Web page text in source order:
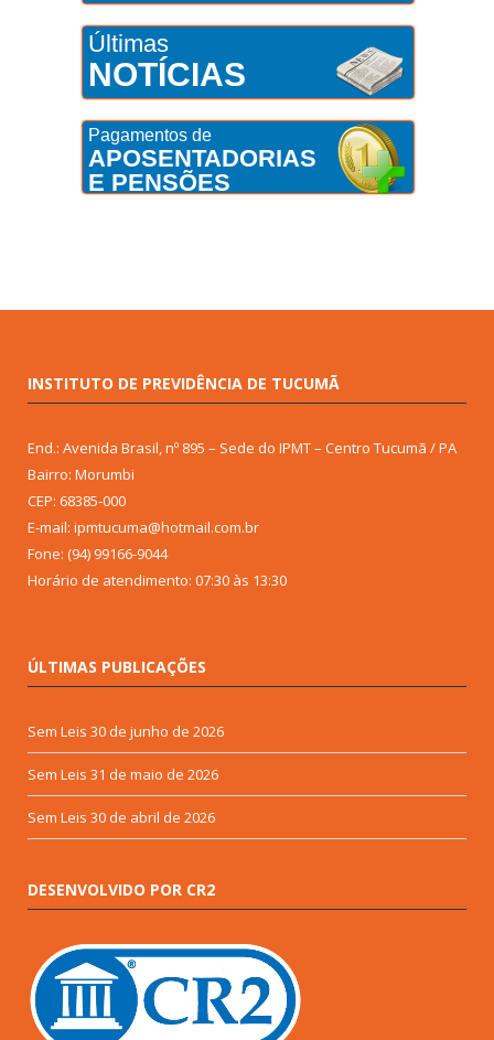
Últimas
NOTÍCIAS
Pagamentos de
APOSENTADORIAS
E PENSÕES
INSTITUTO DE PREVIDÊNCIA DE TUCUMÃ
End.: Avenida Brasil, nº 895 – Sede do IPMT – Centro Tucumã / PA
Bairro: Morumbi
CEP: 68385-000
E-mail: ipmtucuma@hotmail.com.br
Fone: (94) 99166-9044
Horário de atendimento: 07:30 às 13:30
ÚLTIMAS PUBLICAÇÕES
Sem Leis 30 de junho de 2026
Sem Leis 31 de maio de 2026
Sem Leis 30 de abril de 2026
DESENVOLVIDO POR CR2